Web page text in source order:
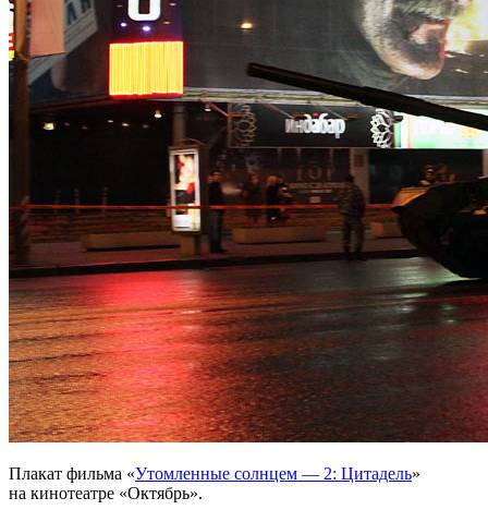
Плакат фильма «Утомленные солнцем — 2: Цитадель»
на кинотеатре «Октябрь».